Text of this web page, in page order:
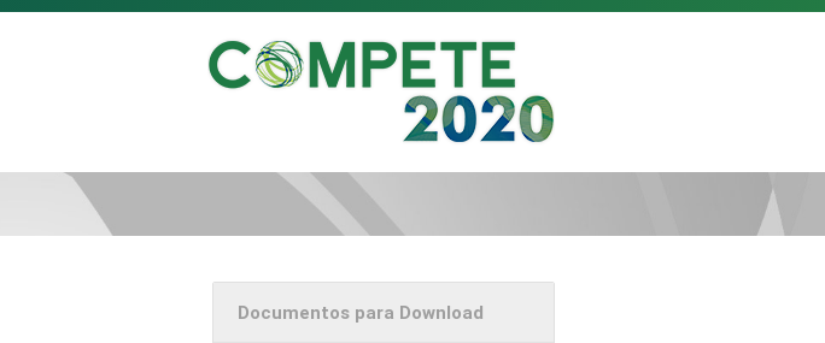
Documentos para Download